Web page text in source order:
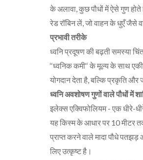
के अलावा, कुछ पौधों में ऐसे गुण
रेड रॉबिन लें, जो वाहन के धुएँ जैसे
प्रभावी तरीके
ध्वनि प्रदूषण की बढ़ती समस्या
‘‘ध्वनिक कमी‘‘ के मूल्य के साथ
योगदान देता है, बल्कि प्रकृति और
ध्वनि अवशोषण गुणों वाले पौधों में
इलेक्स एक्विफोलियम - एक धीरे-
यह किस्म के आधार पर 10 मीटर
प्राप्त करने वाले मादा पौधे
लिए उत्कृष्ट है।